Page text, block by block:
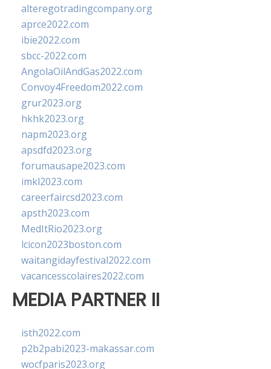
alteregotradingcompany.org
aprce2022.com
ibie2022.com
sbcc-2022.com
AngolaOilAndGas2022.com
Convoy4Freedom2022.com
grur2023.org
hkhk2023.org
napm2023.org
apsdfd2023.org
forumausape2023.com
imkl2023.com
careerfaircsd2023.com
apsth2023.com
MedItRio2023.org
lcicon2023boston.com
waitangidayfestival2022.com
vacancesscolaires2022.com
MEDIA PARTNER II
isth2022.com
p2b2pabi2023-makassar.com
wocfparis2023.org